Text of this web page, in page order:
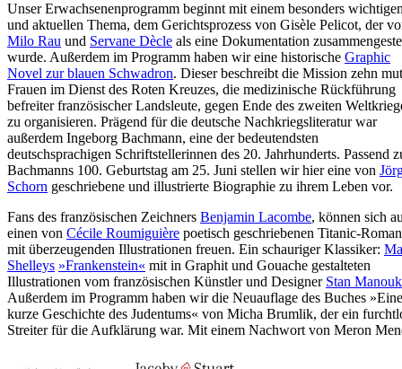
Unser Erwachsenenprogramm beginnt mit einem besonders
und aktuellen Thema, dem Gerichtsprozess von Gisèle Pelicot, der
Milo Rau und Servane Dècle als eine Dokumentation
wurde. Außerdem im Programm haben wir eine historische Graphic
Novel zur blauen Schwadron. Dieser beschreibt die Mission zehn
Frauen im Dienst des Roten Kreuzes, die medizinische Rückführung
befreiter französischer Landsleute, gegen Ende des zweiten
zu organisieren. Prägend für die deutsche Nachkriegsliteratur war
außerdem Ingeborg Bachmann, eine der bedeutendsten
deutschsprachigen Schriftstellerinnen des 20. Jahrhunderts. Passend
Bachmanns 100. Geburtstag am 25. Juni stellen wir hier eine von
Schorn geschriebene und illustrierte Biographie zu ihrem Leben vor.
Fans des französischen Zeichners Benjamin Lacombe, können sich
einen von Cécile Roumiguière poetisch geschriebenen Titanic-
mit überzeugenden Illustrationen freuen. Ein schauriger Klassiker:
Shelleys »Frankenstein« mit in Graphit und Gouache gestalteten
Illustrationen vom französischen Künstler und Designer Stan
Außerdem im Programm haben wir die Neuauflage des Buches »Eine
kurze Geschichte des Judentums« von Micha Brumlik, der ein
Streiter für die Aufklärung war. Mit einem Nachwort von Meron